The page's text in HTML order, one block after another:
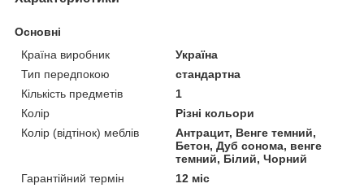
Основні
Країна виробник
Україна
Тип передпокою
стандартна
Кількість предметів
1
Колір
Різні кольори
Колір (відтінок) меблів
Антрацит, Венге темний,
Бетон, Дуб сонома, венге
темний, Білий, Чорний
Гарантійний термін
12 міс